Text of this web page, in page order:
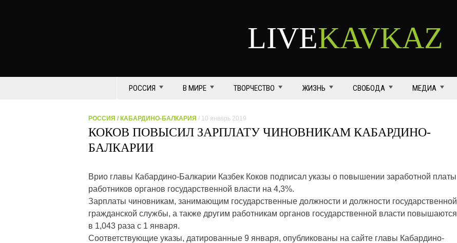
LIVEKAVKAZ
РОССИЯ В МИРЕ ТВОРЧЕСТВО ЖИЗНЬ СВОБОДА МЕДИА
РОССИЯ / КАБАРДИНО-БАЛКАРИЯ / 10 январь 2019
КОКОВ ПОВЫСИЛ ЗАРПЛАТУ ЧИНОВНИКАМ КАБАРДИНО-
БАЛКАРИИ
Врио главы Кабардино-Балкарии Казбек Коков подписал указы о повышении заработной платы
работников органов государственной власти на 4,3%.
Зарплаты чиновникам, занимающим государственные должности и должности государственной
гражданской службы, а также другим работникам органов государственной власти повышаются
в 1,043 раза с 1 января.
Соответствующие указы, датированные 9 января, опубликованы на сайте главы Кабардино-